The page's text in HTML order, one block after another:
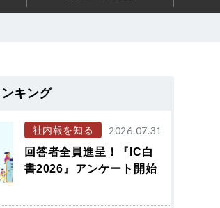
キング
社内報を知る
2026.07.31
回答者全員進呈！『IC白
書2026』アンケート開始